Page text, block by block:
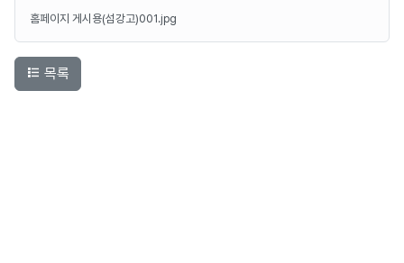
홈페이지 게시용(섬강고)001.jpg
목록